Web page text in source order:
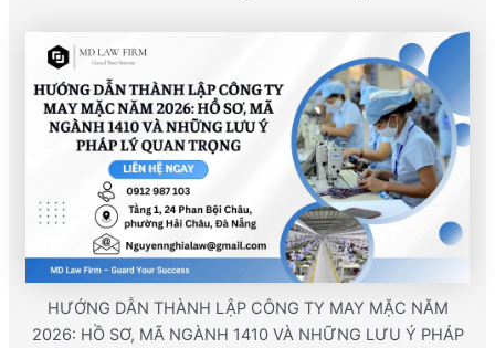
HƯỚNG DẪN THÀNH LẬP CÔNG TY MAY MẶC NĂM
2026: HỒ SƠ, MÃ NGÀNH 1410 VÀ NHỮNG LƯU Ý PHÁP